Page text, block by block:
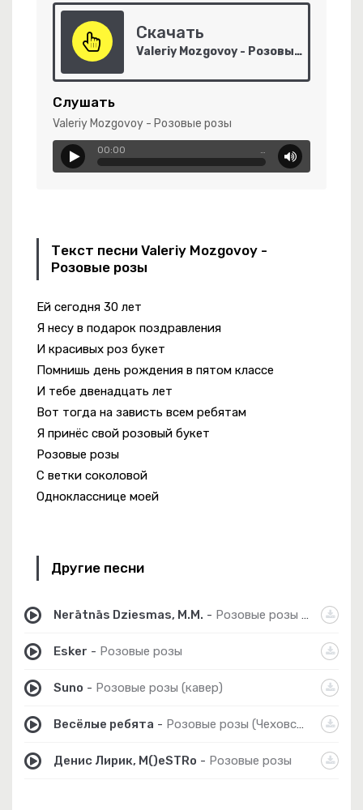
Скачать
Valeriy Mozgovoy - Розовые розы
Слушать
Valeriy Mozgovoy - Розовые розы
00:00 …
Текст песни Valeriy Mozgovoy -
Розовые розы
Ей сегодня 30 лет
Я несу в подарок поздравления
И красивых роз букет
Помнишь день рождения в пятом классе
И тебе двенадцать лет
Вот тогда на зависть всем ребятам
Я принёс свой розовый букет
Розовые розы
С ветки соколовой
Однокласснице моей
Другие песни
Nerātnās Dziesmas, M.M. - Розовые розы (Cover)
Esker - Розовые розы
Suno - Розовые розы (кавер)
Весёлые ребята - Розовые розы (Чеховский И М кавер)
Денис Лирик, M()eSTRo - Розовые розы